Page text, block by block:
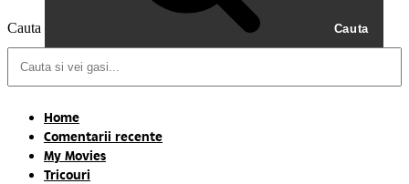
Cauta Cauta
Home
Comentarii recente
My Movies
Tricouri